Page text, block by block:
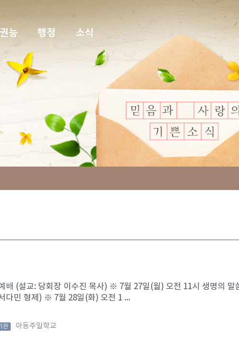
권능 행정 소식
(설교: 당회장 이수진 목사) ※ 7월 27일(월) 오전 11시 생명의 말
다민 형제) ※ 7월 28일(화) 오전 1 ...
관 아동주일학교